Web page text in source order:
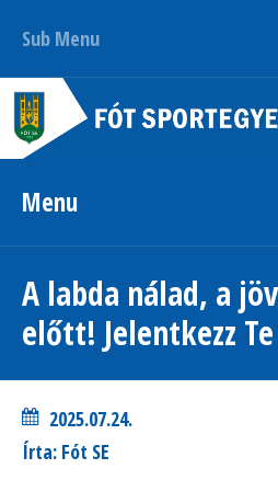
Sub Menu
Menu
A labda nálad, a
előtt! Jelentkezz
2025.07.24.
Írta: Fót SE